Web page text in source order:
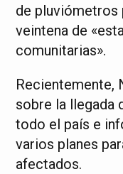
de pluviómetros
veintena de
comunitarias».
Recientemente,
sobre la llegada
todo el país e
varios planes
afectados.